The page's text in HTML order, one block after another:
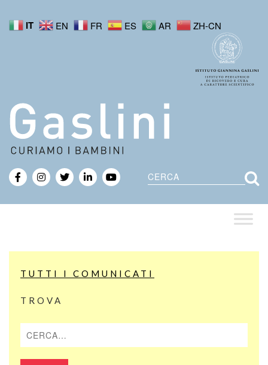
IT EN FR ES AR ZH-CN
Cerca
TUTTI I COMUNICATI
TROVA